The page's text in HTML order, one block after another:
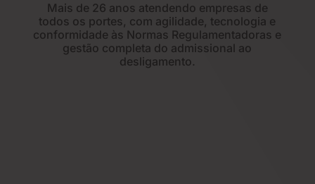
Mais de 26 anos atendendo empresas de
todos os portes, com agilidade, tecnologia e
conformidade às Normas Regulamentadoras e
gestão completa do admissional ao
desligamento.